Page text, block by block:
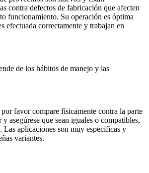
contra defectos de fabricación que afecten
funcionamiento. Su operación es óptima
efectuada correctamente y trabajan en
de los hábitos de manejo y las
favor compare físicamente contra la parte
y asegúrese que sean iguales o compatibles,
Las aplicaciones son muy específicas y
variantes.